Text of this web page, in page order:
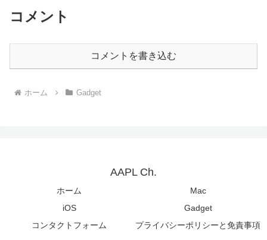
コメント
コメントを書き込む
ホーム Gadget
AAPL Ch.
ホーム
Mac
iOS
Gadget
コンタクトフォーム
プライバシーポリシーと免責事項